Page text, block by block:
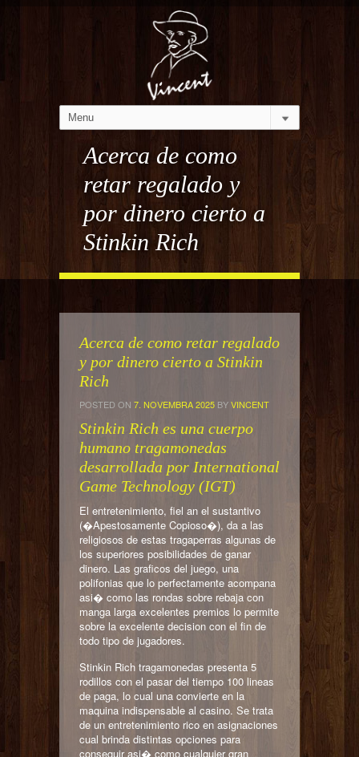
Acerca de como
retar regalado y
por dinero cierto a
Stinkin Rich
Acerca de como retar regalado
y por dinero cierto a Stinkin
Rich
POSTED ON 7. NOVEMBRA 2025 BYVINCENT
Stinkin Rich es una cuerpo
humano tragamonedas
desarrollada por International
Game Technology (IGT)
El entretenimiento, fiel an el sustantivo
(�Apestosamente Copioso�), da a las
religiosos de estas tragaperras algunas de
los superiores posibilidades de ganar
dinero. Las graficos del juego, una
polifonias que lo perfectamente acompana
asi� como las rondas sobre rebaja con
manga larga excelentes premios lo permite
sobre la excelente decision con el fin de
todo tipo de jugadores.
Stinkin Rich tragamonedas presenta 5
rodillos con el pasar del tiempo 100 lineas
de paga, lo cual una convierte en la
maquina indispensable al casino. Se trata
de un entretenimiento rico en asignaciones
cual brinda distintas opciones para
conseguir asi� como cualquier gran